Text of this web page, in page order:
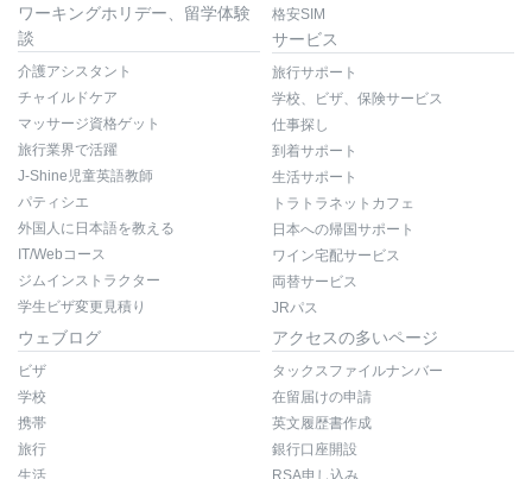
ワーキングホリデー、留学体験
談
介護アシスタント
チャイルドケア
マッサージ資格ゲット
旅行業界で活躍
J-Shine児童英語教師
パティシエ
外国人に日本語を教える
IT/Webコース
ジムインストラクター
学生ビザ変更見積り
格安SIM
サービス
旅行サポート
学校、ビザ、保険サービス
仕事探し
到着サポート
生活サポート
トラトラネットカフェ
日本への帰国サポート
ワイン宅配サービス
両替サービス
JRパス
ウェブログ
ビザ
学校
携帯
旅行
生活
アクセスの多いページ
タックスファイルナンバー
在留届けの申請
英文履歴書作成
銀行口座開設
RSA申し込み